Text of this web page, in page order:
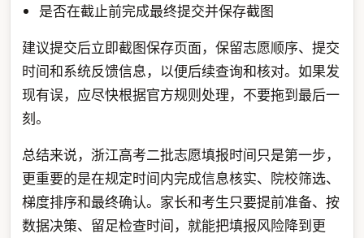
是否在截止前完成最终提交并保存截图
建议提交后立即截图保存页面，保留志愿顺序、提交
时间和系统反馈信息，以便后续查询和核对。如果发
现有误，应尽快根据官方规则处理，不要拖到最后一
刻。
总结来说，浙江高考二批志愿填报时间只是第一步，
更重要的是在规定时间内完成信息核实、院校筛选、
梯度排序和最终确认。家长和考生只要提前准备、按
数据决策、留足检查时间，就能把填报风险降到更